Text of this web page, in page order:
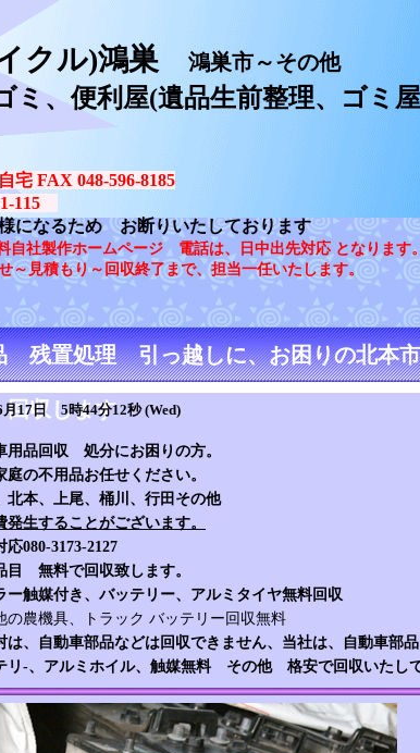
クル)鴻巣 鴻巣市～その他
ミ、便利屋(遺品生前整理、ゴミ
宅 FAX 048-596-8185
115
様になるため お断りいたしております
社製作ホームページ 電話は、日中出先対応 となります
見積もり～回収終了まで、担当一任いたします。
残置処理 引っ越しに、お困りの北本
収します
月17日 5時44分12秒 (Wed)
用品回収 処分にお困りの方。
庭の不用品お任せください。
北本、上尾、桶川、行田その他
発生することがございます。
応080-3173-2127
目 無料で回収致します。
ー触媒付き、バッテリー、アルミタイヤ無料回収
の農機具、トラック バッテリー回収無料
は、自動車部品などは回収できません、当社は、自動車部品
リ-、アルミホイル、触媒無料 その他 格安で回収いたして